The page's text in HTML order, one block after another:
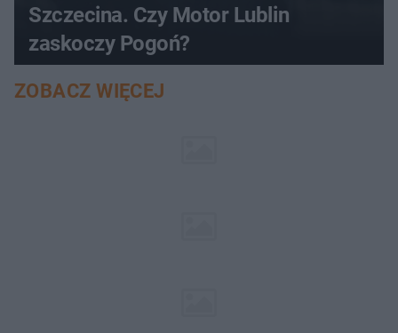
Szczecina. Czy Motor Lublin
zaskoczy Pogoń?
ZOBACZ WIĘCEJ